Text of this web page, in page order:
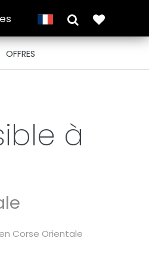
OFFRES
à
Corse Orientale